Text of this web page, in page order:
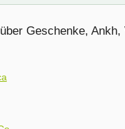
Geschenke,